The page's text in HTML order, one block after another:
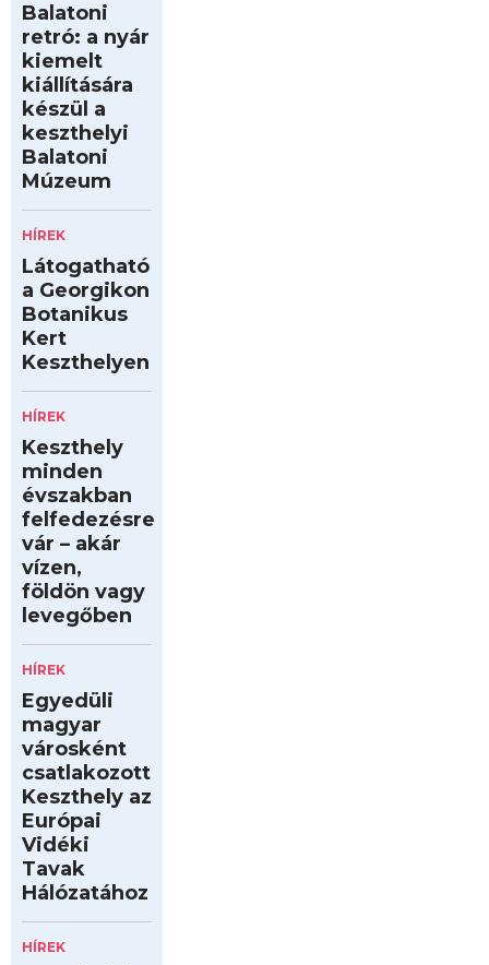
Balatoni
retró: a nyár
kiemelt
kiállítására
készül a
keszthelyi
Balatoni
Múzeum
HÍREK
Látogatható
a Georgikon
Botanikus
Kert
Keszthelyen
HÍREK
Keszthely
minden
évszakban
felfedezésre
vár – akár
vízen,
földön vagy
levegőben
HÍREK
Egyedüli
magyar
városként
csatlakozott
Keszthely az
Európai
Vidéki
Tavak
Hálózatához
HÍREK